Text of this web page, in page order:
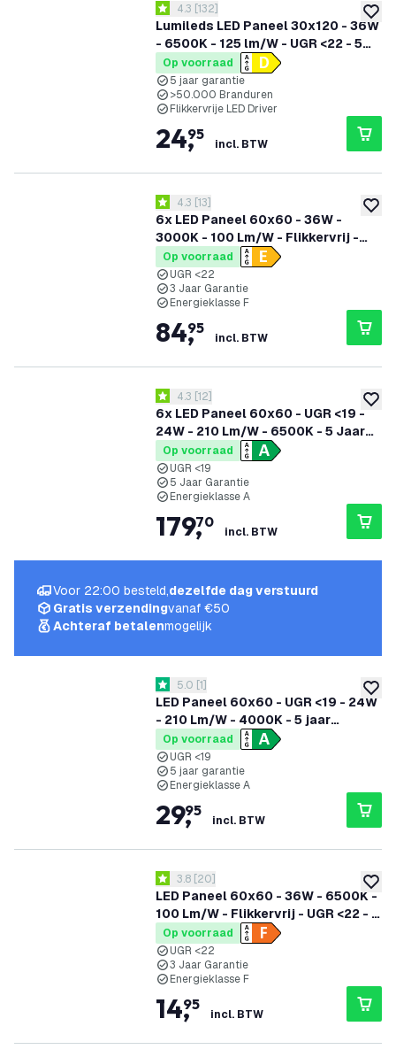
Lumileds LED Paneel 30x120 - 36W
- 6500K - 125 lm/W - UGR <22 - 5
Jaar Garantie
reviews drawer openen
4.3 score sterren
4.3 [132]
Op voorraad
5 jaar garantie
>50.000 Branduren
Flikkervrije LED Driver
24,
95
incl. BTW
6x LED Paneel 60x60 - 36W -
3000K - 100 Lm/W - Flikkervrij -
UGR <22 - 3 Jaar Garantie
reviews drawer openen
4.3 score sterren
4.3 [13]
Op voorraad
UGR <22
3 Jaar Garantie
Energieklasse F
84,
95
incl. BTW
6x LED Paneel 60x60 - UGR <19 -
24W - 210 Lm/W - 6500K - 5 Jaar
Garantie - Energieklasse A
reviews drawer openen
4.3 score sterren
4.3 [12]
Op voorraad
UGR <19
5 Jaar Garantie
Energieklasse A
179,
70
incl. BTW
LED Paneel 60x60 - UGR <19 - 24W
- 210 Lm/W - 4000K - 5 jaar
garantie - Energieklasse A
reviews drawer openen
5 score sterren
5.0 [1]
Op voorraad
UGR <19
5 jaar garantie
Energieklasse A
29,
95
incl. BTW
LED Paneel 60x60 - 36W - 6500K -
100 Lm/W - Flikkervrij - UGR <22 - 3
Jaar Garantie
reviews drawer openen
3.8 score sterren
3.8 [20]
Op voorraad
UGR <22
3 Jaar Garantie
Energieklasse F
14,
95
incl. BTW
Voor 22:00 besteld,dezelfde dag verstuurd
Gratis verzendingvanaf €50
Achteraf betalenmogelijk